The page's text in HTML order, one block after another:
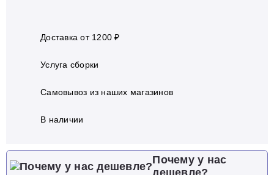
Доставка от 1200 ₽
Услуга сборки
Самовывоз из наших магазинов
В наличии
Почему у нас
дешевле?